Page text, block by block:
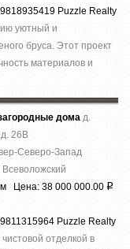
Puzzle Realty
уютный и
бруса. Этот проект
материалов и
дома д.
26В
Северо-Запад
Цена: 38 000 000.00 Р
Puzzle Realty
отделкой в